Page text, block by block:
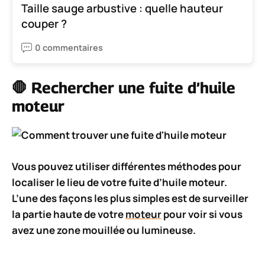
Taille sauge arbustive : quelle hauteur
couper ?
0 commentaires
🛑 Rechercher une fuite d’huile
moteur
Vous pouvez utiliserdifférentes méthodespour
localiser le lieu de votre fuite d’huile moteur.
L’une des façons les plus simples est de surveiller
la partie haute de votremoteurpour voir si vous
avez unezone mouilléeou lumineuse.